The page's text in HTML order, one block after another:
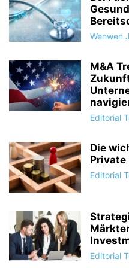
Wenwen
M&A
Editorial
Die
Editorial
Editorial